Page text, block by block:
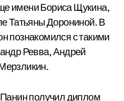
имени Бориса Щукина,
Татьяны Дорониной. В
познакомился с такими
Ревва, Андрей
Панин получил диплом